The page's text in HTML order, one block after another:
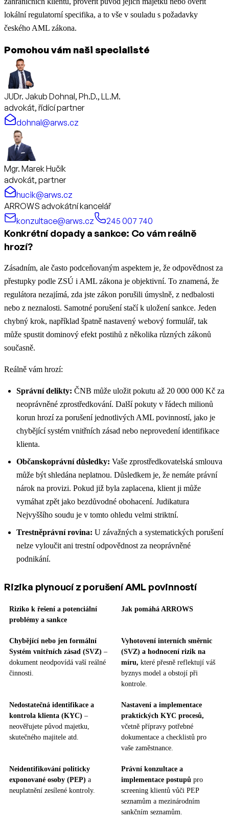
lokální regulatorní specifika, a to vše v souladu s požadavky
českého AML zákona.
Pomohou vám naši specialisté
JUDr. Jakub Dohnal, Ph.D., LL.M.
advokát, řídící partner
dohnal@arws.cz
Mgr. Marek Hučík
advokát, partner
hucik@arws.cz
ARROWS advokátní kancelář
konzultace@arws.cz
245 007 740
Konkrétní dopady a sankce: Co vám reálně
hrozí?
Zásadním, ale často podceňovaným aspektem je, že odpovědnost za
přestupky podle ZSÚ i AML zákona je objektivní. To znamená, že
regulátora nezajímá, zda jste zákon porušili úmyslně, z nedbalosti
nebo z neznalosti. Samotné porušení stačí k uložení sankce. Jeden
chybný krok, například špatně nastavený webový formulář, tak
může spustit dominový efekt postihů z několika různých zákonů
současně.
Reálně vám hrozí:
Správní delikty: ČNB může uložit pokutu až 20 000 000 Kč za
neoprávněné zprostředkování. Další pokuty v řádech milionů
korun hrozí za porušení jednotlivých AML povinností, jako je
chybějící systém vnitřních zásad nebo neprovedení identifikace
klienta.
Občanskoprávní důsledky: Vaše zprostředkovatelská smlouva
může být shledána neplatnou. Důsledkem je, že nemáte právní
nárok na provizi. Pokud již byla zaplacena, klient ji může
vymáhat zpět jako bezdůvodné obohacení. Judikatura
Nejvyššího soudu je v tomto ohledu velmi striktní.
Trestněprávní rovina: U závažných a systematických porušení
nelze vyloučit ani trestní odpovědnost za neoprávněné
podnikání.
Rizika plynoucí z porušení AML povinností
Riziko k řešení a potenciální
problémy a sankce
Jak pomáhá ARROWS
Chybějící nebo jen formální
Systém vnitřních zásad (SVZ) –
dokument neodpovídá vaší reálné
činnosti.
Vyhotovení interních směrnic
(SVZ) a hodnocení rizik na
míru, které přesně reflektují váš
byznys model a obstojí při
kontrole.
Nedostatečná identifikace a
kontrola klienta (KYC) –
neověřujete původ majetku,
skutečného majitele atd.
Nastavení a implementace
praktických KYC procesů,
včetně přípravy potřebné
dokumentace a checklistů pro
vaše zaměstnance.
Neidentifikování politicky
exponované osoby (PEP) a
neuplatnění zesílené kontroly.
Právní konzultace a
implementace postupů pro
screening klientů vůči PEP
seznamům a mezinárodním
sankčním seznamům.